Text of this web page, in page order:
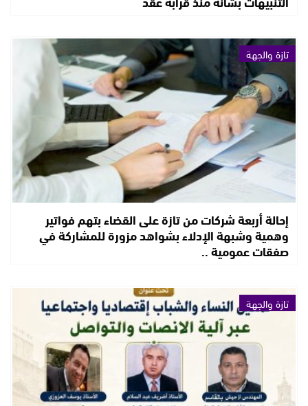
تازة والجهة
إحالة أربعة شركات من تازة على القضاء بتهم فواتير
وهمية وشبهة الإدلاء بشواهد مزورة للمشاركة في
صفقات عمومية ..
تازة والجهة